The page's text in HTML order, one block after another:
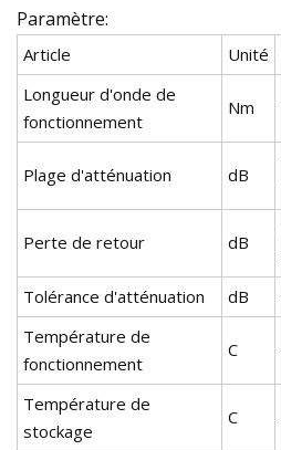
Paramètre:
Article Unité
Longueur d'onde de
fonctionnement
Nm
Plage d'atténuation dB
Perte de retour dB
Tolérance d'atténuation
dB
Température de
fonctionnement
C
Température de
stockage
C